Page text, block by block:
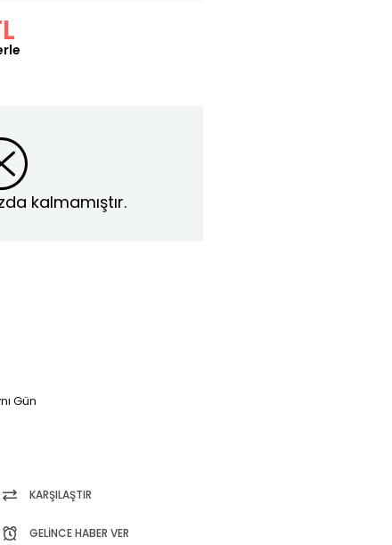
kalmamıştır.
Gün
KARŞILAŞTIR
GELINCE HABER VER